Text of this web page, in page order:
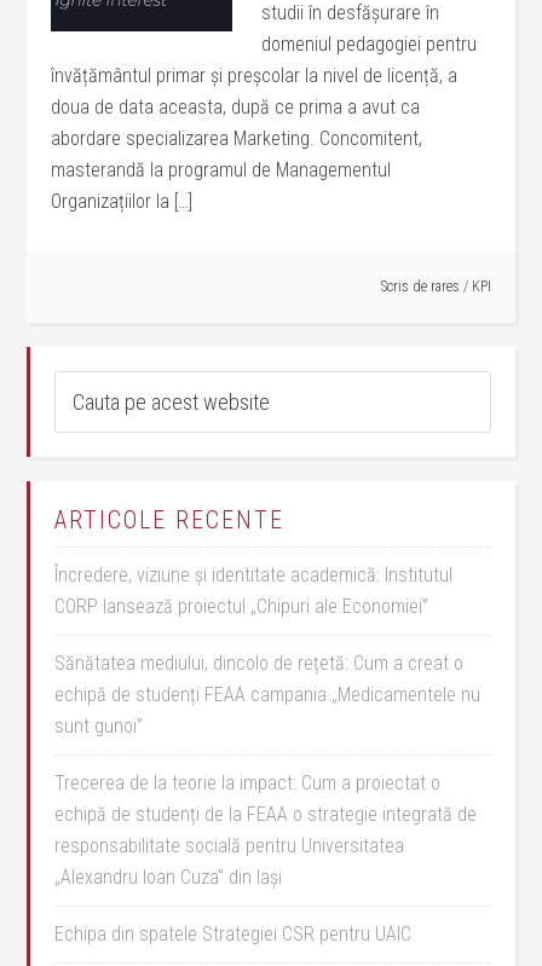
studii în desfășurare în
domeniul pedagogiei pentru
învățământul primar și preșcolar la nivel de licență, a
doua de data aceasta, după ce prima a avut ca
abordare specializarea Marketing. Concomitent,
masterandă la programul de Managementul
Organizațiilor la […]
Scris de rares / KPI
ARTICOLE RECENTE
Încredere, viziune și identitate academică: Institutul
CORP lansează proiectul „Chipuri ale Economiei”
Sănătatea mediului, dincolo de rețetă: Cum a creat o
echipă de studenți FEAA campania „Medicamentele nu
sunt gunoi”
Trecerea de la teorie la impact: Cum a proiectat o
echipă de studenți de la FEAA o strategie integrată de
responsabilitate socială pentru Universitatea
„Alexandru Ioan Cuza” din Iași
Echipa din spatele Strategiei CSR pentru UAIC